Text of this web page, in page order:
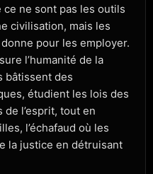
ne sont pas les outils
civilisation, mais les
pour les employer.
l’humanité de la
bâtissent des
étudient les lois des
l’esprit, tout en
l’échafaud où les
la justice en détruisant